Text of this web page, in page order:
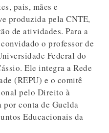
pais, mães e
produzida pela CNTE,
de atividades. Para a
o professor de
Federal do
Ele integra a Rede
(REPU) e o comitê
pelo Direito à
conta de Guelda
Educacionais da